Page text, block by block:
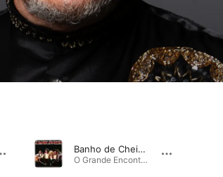
Banho de Cheiro / Frevo Mulher
O Grande Encontro · 1996